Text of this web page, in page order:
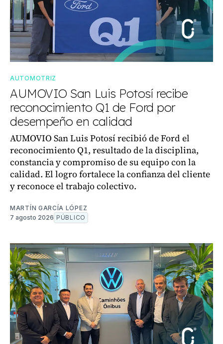
AUTOMOTRIZ
AUMOVIO San Luis Potosí recibe
reconocimiento Q1 de Ford por
desempeño en calidad
AUMOVIO San Luis Potosí recibió de Ford el
reconocimiento Q1, resultado de la disciplina,
constancia y compromiso de su equipo con la
calidad. El logro fortalece la confianza del cliente
y reconoce el trabajo colectivo.
MARTÍN GARCÍA LÓPEZ
7 agosto 2026 PÚBLICO